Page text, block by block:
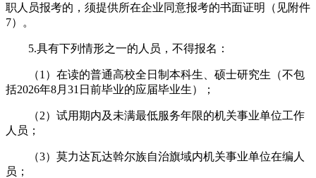
职人员报考的，须提供所在企业同意报考的书面证明（见附件
7）。
5.具有下列情形之一的人员，不得报名：
（1）在读的普通高校全日制本科生、硕士研究生（不包
括2026年8月31日前毕业的应届毕业生）；
（2）试用期内及未满最低服务年限的机关事业单位工作
人员；
（3）莫力达瓦达斡尔族自治旗域内机关事业单位在编人
员；